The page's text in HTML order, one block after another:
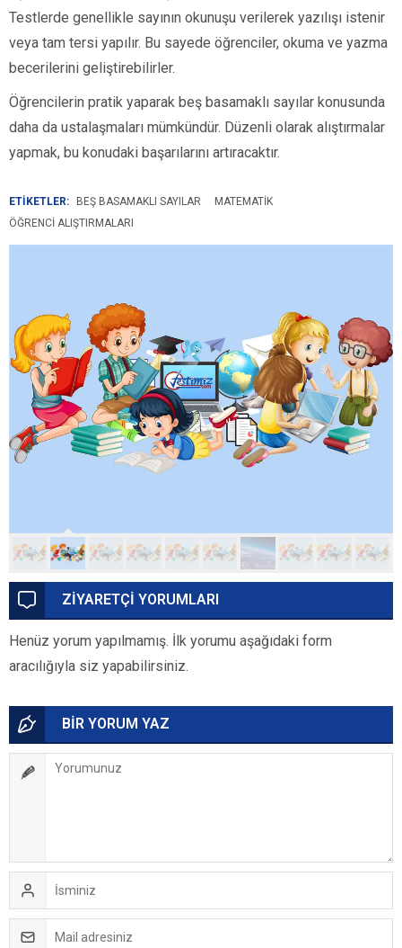
Testlerde genellikle sayının okunuşu verilerek yazılışı istenir
veya tam tersi yapılır. Bu sayede öğrenciler, okuma ve yazma
becerilerini geliştirebilirler.
Öğrencilerin pratik yaparak beş basamaklı sayılar konusunda
daha da ustalaşmaları mümkündür. Düzenli olarak alıştırmalar
yapmak, bu konudaki başarılarını artıracaktır.
ETİKETLER: BEŞ BASAMAKLI SAYILAR
MATEMATIK
ÖĞRENCI ALIŞTIRMALARI
ZİYARETÇİ YORUMLARI
Henüz yorum yapılmamış. İlk yorumu aşağıdaki form
aracılığıyla siz yapabilirsiniz.
BİR YORUM YAZ